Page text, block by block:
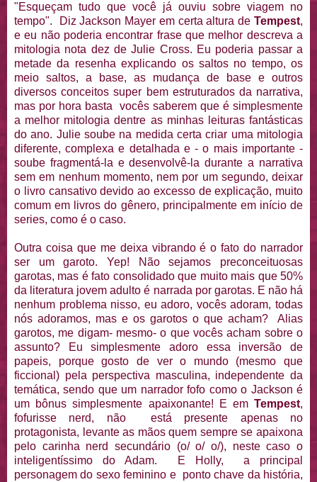
"Esqueçam tudo que você já ouviu sobre viagem no
tempo". Diz Jackson Mayer em certa altura de Tempest,
e eu não poderia encontrar frase que melhor descreva a
mitologia nota dez de Julie Cross. Eu poderia passar a
metade da resenha explicando os saltos no tempo, os
meio saltos, a base, as mudança de base e outros
diversos conceitos super bem estruturados da narrativa,
mas por hora basta vocês saberem que é simplesmente
a melhor mitologia dentre as minhas leituras fantásticas
do ano. Julie soube na medida certa criar uma mitologia
diferente, complexa e detalhada e - o mais importante -
soube fragmentá-la e desenvolvê-la durante a narrativa
sem em nenhum momento, nem por um segundo, deixar
o livro cansativo devido ao excesso de explicação, muito
comum em livros do gênero, principalmente em início de
series, como é o caso.
Outra coisa que me deixa vibrando é o fato do narrador
ser um garoto. Yep! Não sejamos preconceituosas
garotas, mas é fato consolidado que muito mais que 50%
da literatura jovem adulto é narrada por garotas. E não há
nenhum problema nisso, eu adoro, vocês adoram, todas
nós adoramos, mas e os garotos o que acham? Alias
garotos, me digam- mesmo- o que vocês acham sobre o
assunto? Eu simplesmente adoro essa inversão de
papeis, porque gosto de ver o mundo (mesmo que
ficcional) pela perspectiva masculina, independente da
temática, sendo que um narrador fofo como o Jackson é
um bônus simplesmente apaixonante! E em Tempest,
fofurisse nerd, não está presente apenas no
protagonista, levante as mãos quem sempre se apaixona
pelo carinha nerd secundário (o/ o/ o/), neste caso o
inteligentíssimo do Adam. E Holly, a principal
personagem do sexo feminino e ponto chave da história,